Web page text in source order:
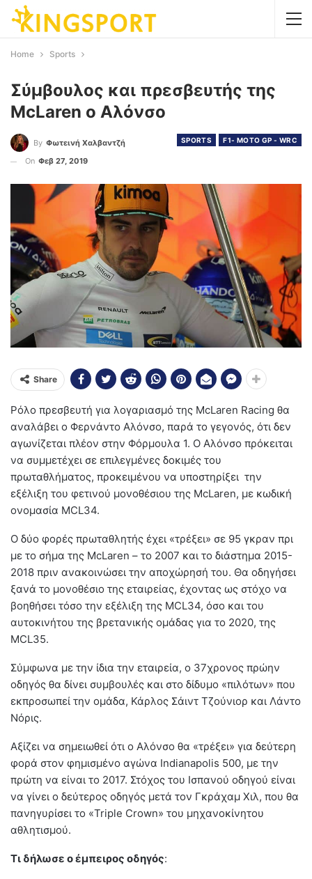
Home Sports
Σύμβουλος και πρεσβευτής της
McLaren ο Αλόνσο
SPORTS F1- MOTO GP - WRC
By Φωτεινή Χαλβαντζή
On Φεβ 27, 2019
Share
Ρόλο πρεσβευτή για λογαριασμό της McLaren Racing θα
αναλάβει ο Φερνάντο Αλόνσο, παρά το γεγονός, ότι δεν
αγωνίζεται πλέον στην Φόρμουλα 1. Ο Αλόνσο πρόκειται
να συμμετέχει σε επιλεγμένες δοκιμές του
πρωταθλήματος, προκειμένου να υποστηρίξει την
εξέλιξη του φετινού μονοθέσιου της McLaren, με κωδική
ονομασία MCL34.
Ο δύο φορές πρωταθλητής έχει «τρέξει» σε 95 γκραν πρι
με το σήμα της McLaren – το 2007 και το διάστημα 2015-
2018 πριν ανακοινώσει την αποχώρησή του. Θα οδηγήσει
ξανά το μονοθέσιο της εταιρείας, έχοντας ως στόχο να
βοηθήσει τόσο την εξέλιξη της MCL34, όσο και του
αυτοκινήτου της βρετανικής ομάδας για το 2020, της
MCL35.
Σύμφωνα με την ίδια την εταιρεία, ο 37χρονος πρώην
οδηγός θα δίνει συμβουλές και στο δίδυμο «πιλότων» που
εκπροσωπεί την ομάδα, Κάρλος Σάιντ Τζούνιορ και Λάντο
Νόρις.
Αξίζει να σημειωθεί ότι ο Αλόνσο θα «τρέξει» για δεύτερη
φορά στον φημισμένο αγώνα Indianapolis 500, με την
πρώτη να είναι το 2017. Στόχος του Ισπανού οδηγού είναι
να γίνει ο δεύτερος οδηγός μετά τον Γκράχαμ Χιλ, που θα
πανηγυρίσει το «Triple Crown» του μηχανοκίνητου
αθλητισμού.
Τι δήλωσε ο έμπειρος οδηγός: